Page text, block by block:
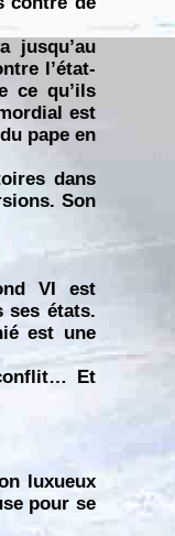
jusqu’au
l’état-
ce qu’ils
est
pape en
dans
Son
VI est
ses états.
est une
Et
luxueux
pour se